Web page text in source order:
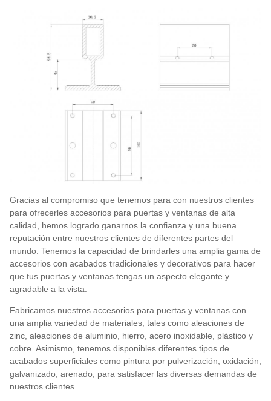
Gracias al compromiso que tenemos para con nuestros clientes
para ofrecerles accesorios para puertas y ventanas de alta
calidad, hemos logrado ganarnos la confianza y una buena
reputación entre nuestros clientes de diferentes partes del
mundo. Tenemos la capacidad de brindarles una amplia gama de
accesorios con acabados tradicionales y decorativos para hacer
que tus puertas y ventanas tengas un aspecto elegante y
agradable a la vista.
Fabricamos nuestros accesorios para puertas y ventanas con
una amplia variedad de materiales, tales como aleaciones de
zinc, aleaciones de aluminio, hierro, acero inoxidable, plástico y
cobre. Asimismo, tenemos disponibles diferentes tipos de
acabados superficiales como pintura por pulverización, oxidación,
galvanizado, arenado, para satisfacer las diversas demandas de
nuestros clientes.